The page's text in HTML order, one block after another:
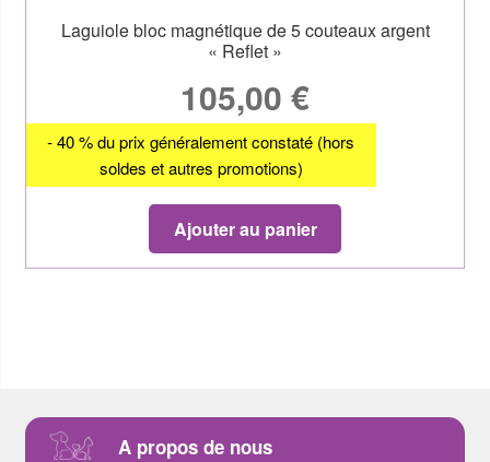
Laguiole bloc magnétique de 5 couteaux argent
« Reflet »
105,00 €
- 40 % du prix généralement constaté (hors
soldes et autres promotions)
Ajouter au panier
A propos de nous